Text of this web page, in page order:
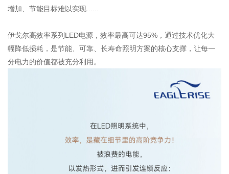
增加、节能目标难以实现......
伊戈尔高效率系列LED电源，效率最高可达95%，通过技术优化大
幅降低损耗，是节能、可靠、长寿命照明方案的核心支撑，让每一
分电力的价值都被充分利用。